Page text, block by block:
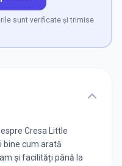
sunt verificate și trimise
Cresa Little
bine cum arată
și facilități până la